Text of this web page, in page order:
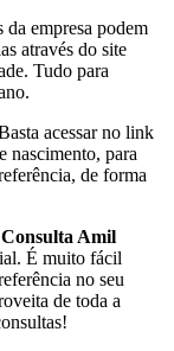
da empresa podem
através do site
Tudo para
acessar no link
nascimento, para
de forma
Consulta Amil
É muito fácil
no seu
de toda a